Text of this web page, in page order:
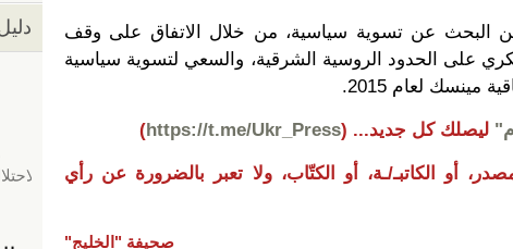
البحث عن تسوية سياسية، من خلال الاتفاق على وقف
على الحدود الروسية الشرقية، والسعي لتسوية سياسية
مينسك لعام 2015.
ليصلك كل جديد... (
https://t.me/Ukr_Press
)
أو الكاتبـ/ـة، أو الكتّاب، ولا تعبر بالضرورة عن رأي
صحيفة "الخليج"